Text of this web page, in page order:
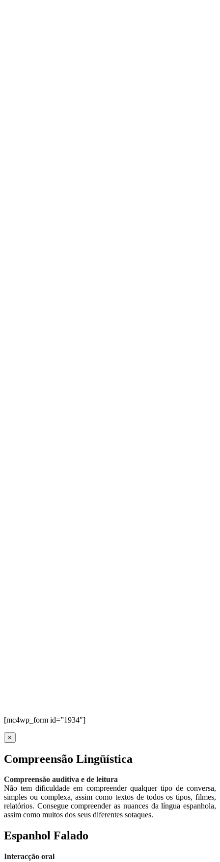
[mc4wp_form id=”1934″]
×
Compreensão Lingüística
Compreensão auditiva e de leitura
Não tem dificuldade em compreender qualquer tipo de conversa,
simples ou complexa, assim como textos de todos os tipos, filmes,
relatórios. Consegue compreender as nuances da língua espanhola,
assim como muitos dos seus diferentes sotaques.
Espanhol Falado
Interacção oral